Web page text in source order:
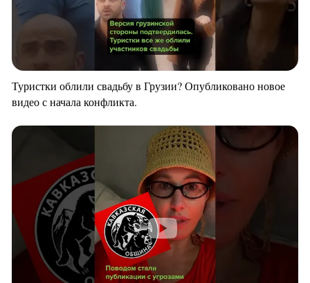
Туристки облили свадьбу в Грузии? Опубликовано новое
видео с начала конфликта.